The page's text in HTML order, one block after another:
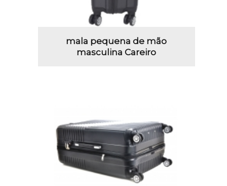
mala pequena de mão
masculina Careiro